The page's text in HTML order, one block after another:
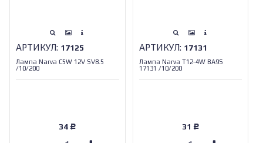
АРТИКУЛ: 17125
Лампа Narva С5W 12V SV8.5
/10/200
34 Р
АРТИКУЛ: 17131
Лампа Narva T12-4W BA9S
17131 /10/200
31 Р